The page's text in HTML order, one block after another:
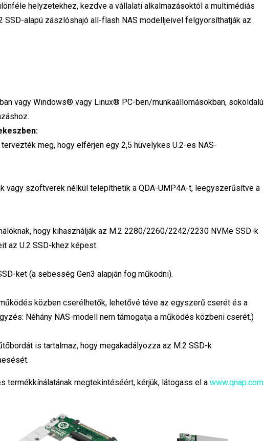
helyzetekhez, kezdve a vállalati alkalmazásoktól a multimédiás
SSD-alapú zászlóshajó all-flash NAS modelljeivel felgyorsíthatják az
vagy Windows® vagy Linux® PC-ben/munkaállomásokban, sokoldalú
meg, hogy elférjen egy 2,5 hüvelykes U.2-es NAS-
vagy szoftverek nélkül telepíthetik a QDA-UMP4A-t, leegyszerűsítve a
hogy kihasználják az M.2 2280/2260/2242/2230 NVMe SSD-k
az U.2 SSD-khez képest.
ket (a sebesség Gen3 alapján fog működni).
közben cserélhetők, lehetővé téve az egyszerű cserét és a
Néhány NAS-modell nem támogatja a működés közbeni cserét.)
is tartalmaz, hogy megakadályozza az M.2 SSD-k
termékkínálatának megtekintéséért, kérjük, látogass el awww.qnap.com